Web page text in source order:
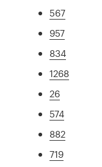
567
957
834
1268
26
574
882
719